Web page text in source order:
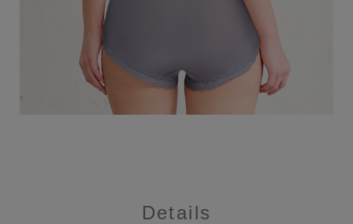
Details